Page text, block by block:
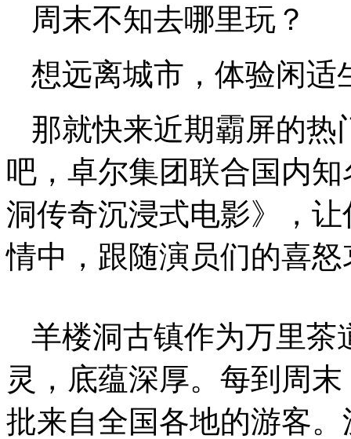
周末不知去哪里玩？
想远离城市，体验闲适
那就快来近期霸屏的
吧，卓尔集团联合国内
洞传奇沉浸式电影》，
情中，跟随演员们的喜
羊楼洞古镇作为万里茶
灵，底蕴深厚。每到周
批来自全国各地的游客